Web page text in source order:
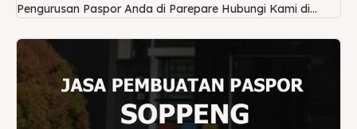
Pengurusan Paspor Anda di Parepare Hubungi Kami di...